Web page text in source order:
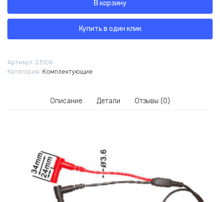
пинцет
В корзину
Купить в один клик
Артикул: 23106
Категория: Комплектующие
Описание Детали Отзывы (0)